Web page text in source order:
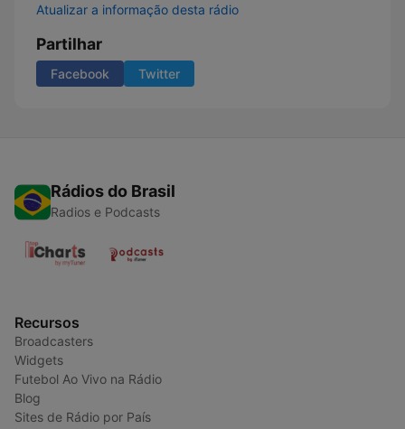
Atualizar a informação desta rádio
Partilhar
Facebook Twitter
Rádios do Brasil
Radios e Podcasts
Recursos
Broadcasters
Widgets
Futebol Ao Vivo na Rádio
Blog
Sites de Rádio por País